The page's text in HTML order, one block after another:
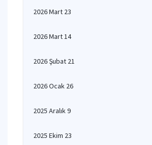
2026 Mart 23
2026 Mart 14
2026 Şubat 21
2026 Ocak 26
2025 Aralık 9
2025 Ekim 23